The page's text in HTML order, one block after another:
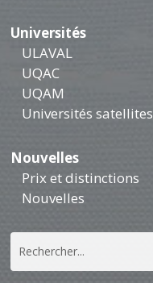
Universités
ULAVAL
UQAC
UQAM
Universités satellites
Nouvelles
Prix et distinctions
Nouvelles